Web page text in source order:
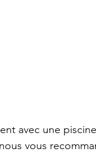
avec une
vous